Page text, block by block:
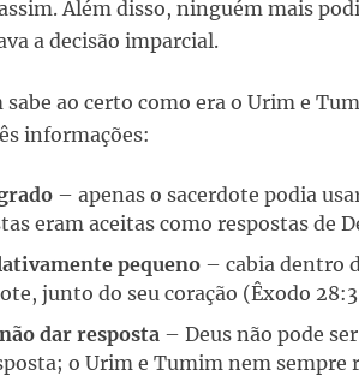
Além disso, ninguém mais
a decisão imparcial.
ao certo como era o Urim e
informações:
– apenas o sacerdote podia
eram aceitas como respostas de
pequeno – cabia dentro
junto do seu coração (Êxodo
dar resposta – Deus não pode
o Urim e Tumim nem sempre